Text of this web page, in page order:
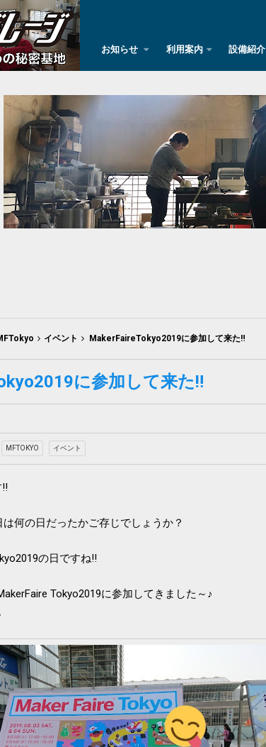
お知らせ 利用案内 設備紹介
イベント MakerFaireTokyo2019に参加して来た‼
に参加して来た‼
MFTOKYO イベント
何の日だったかご存じでしょうか？
の日ですね‼
Tokyo2019に参加してきました～♪